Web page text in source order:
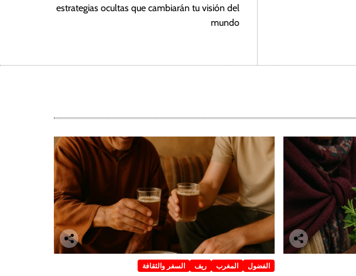
estrategias ocultas que cambiarán tu visión del
mundo
الفضول المغرب ريف السفر والثقافة